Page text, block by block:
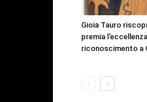
Gioia Tauro
premia
riconoscimento a